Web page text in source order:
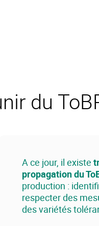
du
A ce jour, il existe
propagation du
production :
respecter des
des variétés